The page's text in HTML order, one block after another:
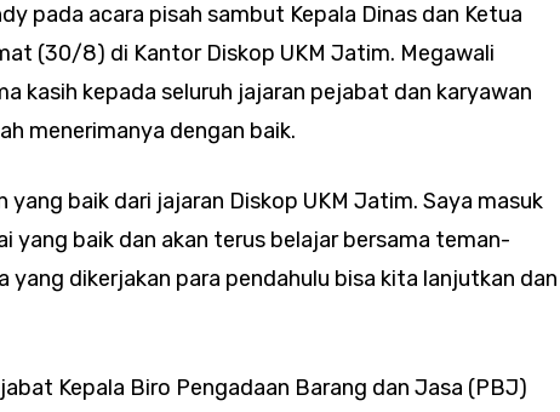
pada acara pisah sambut Kepala Dinas dan Ketua
(30/8) di Kantor Diskop UKM Jatim. Megawali
kasih kepada seluruh jajaran pejabat dan karyawan
menerimanya dengan baik.
yang baik dari jajaran Diskop UKM Jatim. Saya masuk
yang baik dan akan terus belajar bersama teman-
yang dikerjakan para pendahulu bisa kita lanjutkan dan
Kepala Biro Pengadaan Barang dan Jasa (PBJ)